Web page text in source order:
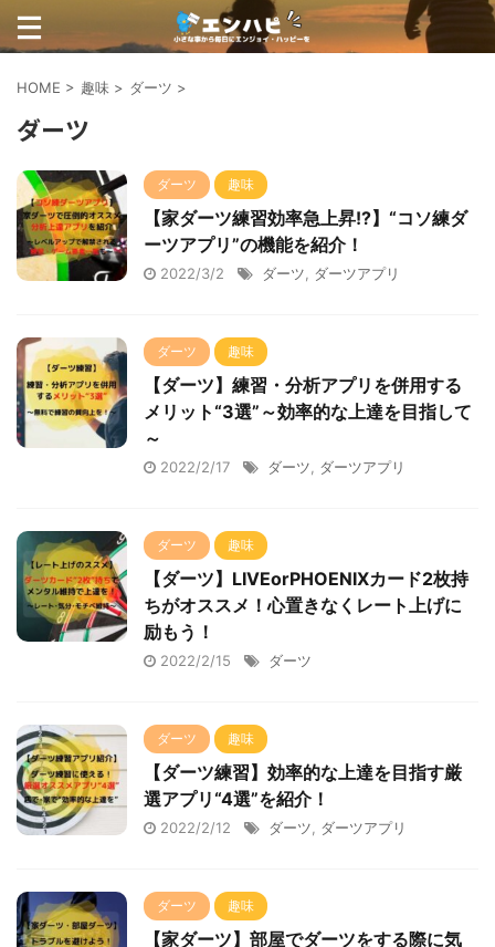
HOME > 趣味 > ダーツ >
ダーツ
ダーツ 趣味
【家ダーツ練習効率急上昇!?】“コソ練ダ
ーツアプリ”の機能を紹介！
2022/3/2 ダーツ ダーツアプリ
ダーツ 趣味
【ダーツ】練習・分析アプリを併用する
メリット“3選”～効率的な上達を目指して
～
2022/2/17 ダーツ ダーツアプリ
ダーツ 趣味
【ダーツ】LIVEorPHOENIXカード2枚持
ちがオススメ！心置きなくレート上げに
励もう！
2022/2/15 ダーツ
ダーツ 趣味
【ダーツ練習】効率的な上達を目指す厳
選アプリ“4選”を紹介！
2022/2/12 ダーツ ダーツアプリ
ダーツ 趣味
【家ダーツ】部屋でダーツをする際に気